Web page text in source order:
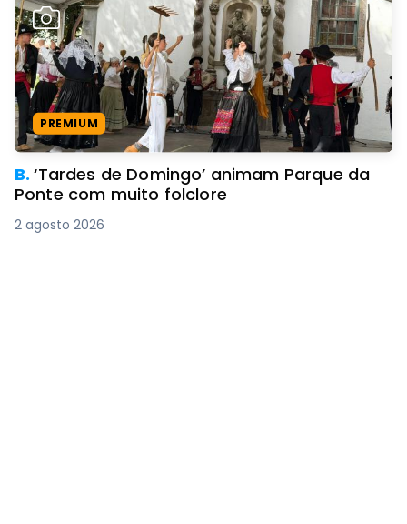
PREMIUM
B.‘Tardes de Domingo’ animam Parque da
Ponte com muito folclore
2 agosto 2026